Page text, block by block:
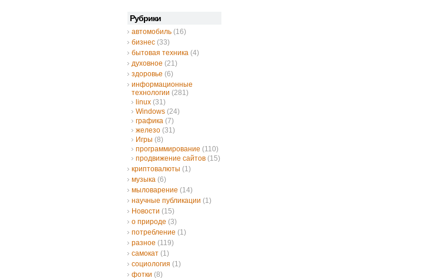
Рубрики
автомобиль (16)
бизнес (33)
бытовая техника (4)
духовное (21)
здоровье (6)
информационные
технологии (281)
linux (31)
Windows (24)
графика (7)
железо (31)
Игры (8)
программирование (110)
продвижение сайтов (15)
криптовалюты (1)
музыка (6)
мыловарение (14)
научные публикации (1)
Новости (15)
о природе (3)
потребление (1)
разное (119)
самокат (1)
социология (1)
фотки (8)